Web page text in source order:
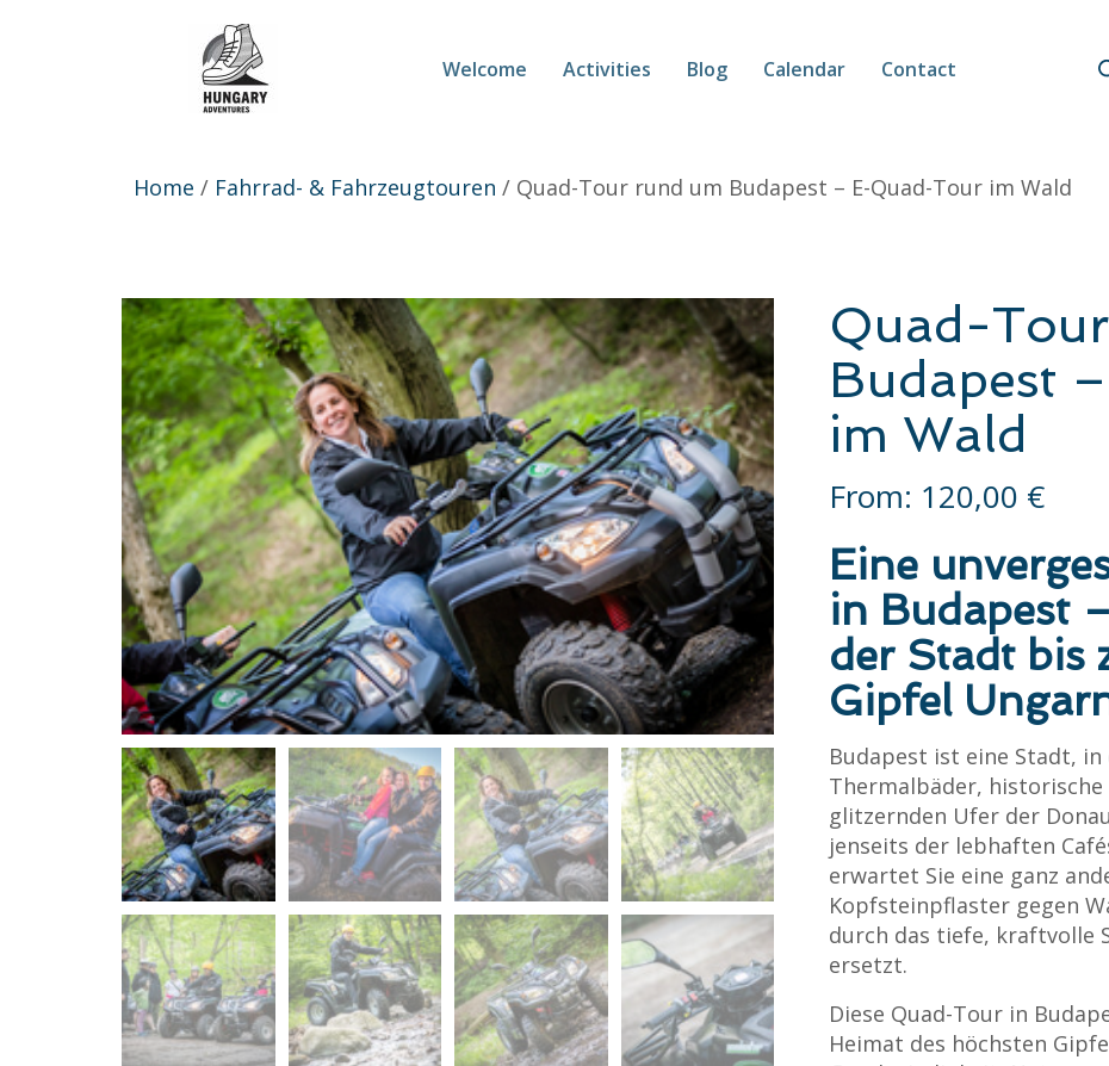
Welcome Activities Blog Calendar Contact
Home / Fahrrad- & Fahrzeugtouren / Quad-Tour rund um Budapest – E-Quad-Tour im Wald
Quad-
Budapest
im Wald
From: 120,00 €
Eine
in Budapest
der Stadt bis
Gipfel
Budapest ist eine Stadt,
Thermalbäder,
glitzernden Ufer der
jenseits der lebhaften
erwartet Sie eine ganz
Kopfsteinpflaster gegen
durch das tiefe, kraftvolle
ersetzt.
Diese Quad-Tour in
Heimat des höchsten